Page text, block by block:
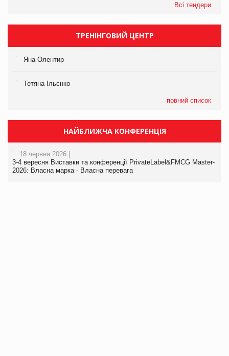
Всі тендери
ТРЕНІНГОВИЙ ЦЕНТР
Яна Олентир
Тетяна Ільєнко
повний список
НАЙБЛИЖЧА КОНФЕРЕНЦІЯ
18 червня 2026 |
3-4 вересня Виставки та конференції PrivateLabel&FMCG Master-
2026: Власна марка - Власна перевага